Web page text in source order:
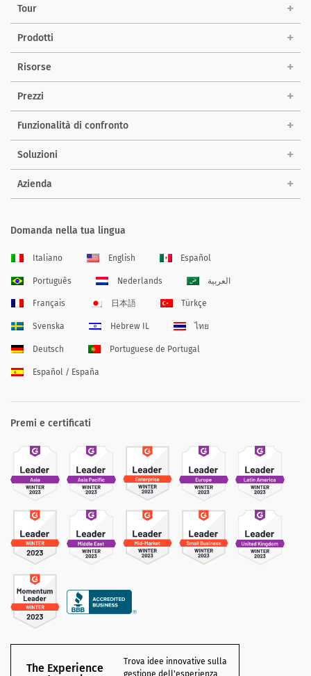
Tour
Prodotti
Risorse
Prezzi
Funzionalità di confronto
Soluzioni
Azienda
Domanda nella tua lingua
Italiano English Español
Português Nederlands العربية
Français 日本語 Türkçe
Svenska Hebrew IL ไทย
Deutsch Portuguese de Portugal
Español / España
Premi e certificati
The Experience
Trova idee innovative sulla